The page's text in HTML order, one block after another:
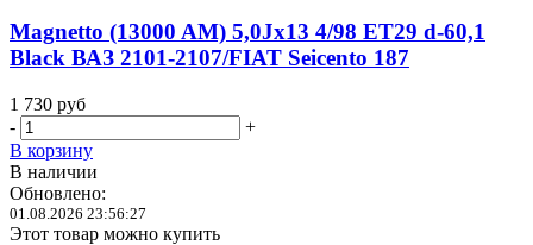
Magnetto (13000 AM) 5,0Jx13 4/98 ET29 d-60,1
Black ВАЗ 2101-2107/FIAT Seicento 187
1 730 руб
-
+
В корзину
В наличии
Обновлено:
01.08.2026 23:56:27
Этот товар можно купить